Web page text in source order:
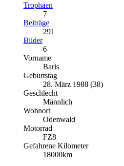
Trophäen
7
Beiträge
291
Bilder
6
Vorname
Baris
Geburtstag
28. März 1988 (38)
Geschlecht
Männlich
Wohnort
Odenwald
Motorrad
FZ8
Gefahrene Kilometer
18000km